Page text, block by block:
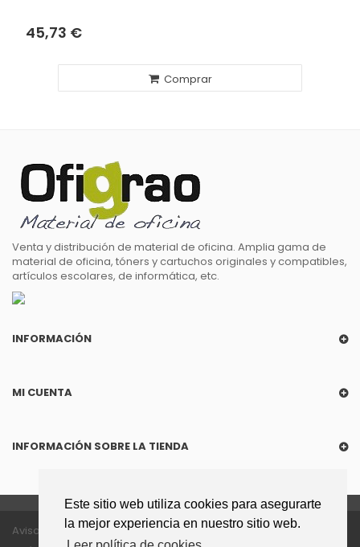
Este sitio web utiliza cookies para asegurarte
la mejor experiencia en nuestro sitio web.
45,73 €
Comprar
Venta y distribución de material de oficina. Amplia gama de
material de oficina, tóners y cartuchos originales y compatibles,
artículos escolares, de informática, etc.
INFORMACIÓN
MI CUENTA
INFORMACIÓN SOBRE LA TIENDA
Aviso legal
Política de privacidad